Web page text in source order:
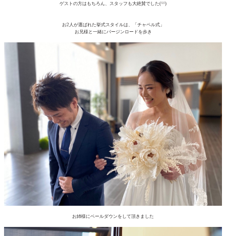
ゲストの方はもちろん、スタッフも大絶賛でした(^^)
お2人が選ばれた挙式スタイルは、「チャペル式」
お兄様と一緒にバージンロードを歩き
お姉様にベールダウンをして頂きました